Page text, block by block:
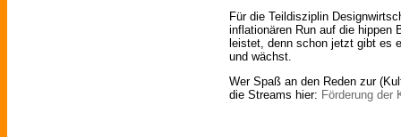
Für die Teildisziplin
inflationären Run auf die hippen
leistet, denn schon jetzt gibt es
und wächst.
Wer Spaß an den Reden zur
die Streams hier: Förderung der